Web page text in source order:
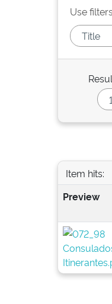
Use
Item hits:
Preview